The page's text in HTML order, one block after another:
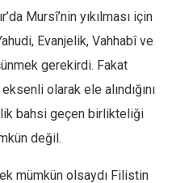
Mursî’nin yıkılması için
Evanjelik, Vahhabî ve
gerekirdi. Fakat
olarak ele alındığını
bahsi geçen birlikteliği
değil.
mümkün olsaydı Filistin